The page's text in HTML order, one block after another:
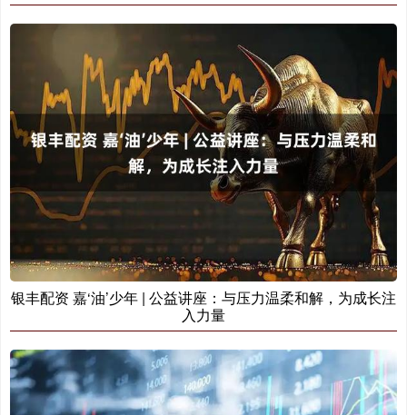
银丰配资 嘉‘油’少年 | 公益讲座：与压力温柔和解，为成长注
入力量